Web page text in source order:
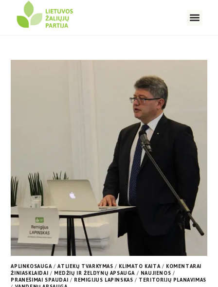
APLINKOSAUGA/ATLIEKŲ TVARKYMAS/ KLIMATO KAITA/ KOMENTARAI
ŽINIASKLAIDAI/ MEDŽIŲ IR ŽELDYNŲ APSAUGA/ NAUJIENOS/
PRANEŠIMAI SPAUDAI/ REMIGIJUS LAPINSKAS/ TERITORIJŲ PLANAVIMAS